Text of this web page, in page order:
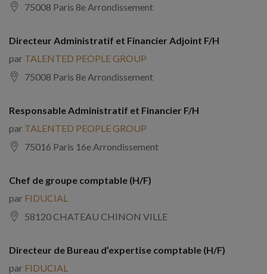
75008 Paris 8e Arrondissement
Directeur Administratif et Financier Adjoint F/H
par TALENTED PEOPLE GROUP
75008 Paris 8e Arrondissement
Responsable Administratif et Financier F/H
par TALENTED PEOPLE GROUP
75016 Paris 16e Arrondissement
Chef de groupe comptable (H/F)
par FIDUCIAL
58120 CHATEAU CHINON VILLE
Directeur de Bureau d’expertise comptable (H/F)
par FIDUCIAL